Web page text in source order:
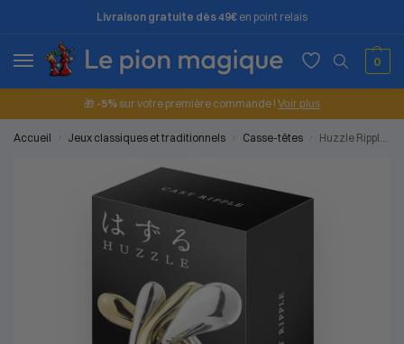
Livraison gratuite dès 49€ en point relais
0
🎁 -5% sur votre première commande ! Voir plus
Accueil Jeux classiques et traditionnels Casse-têtes Huzzle Ripple – niveau 5